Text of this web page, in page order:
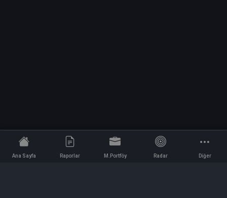
Ana Sayfa Raporlar M.Portföy Radar Diğer